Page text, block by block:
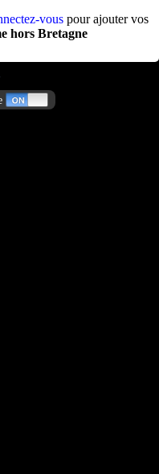
vouspour ajouter vos
hors Bretagne